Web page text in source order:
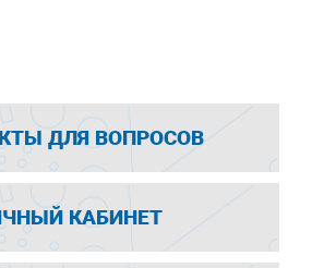
ДЛЯ ВОПРОСОВ
КАБИНЕТ